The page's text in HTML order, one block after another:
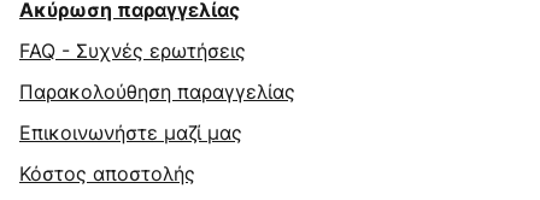
Ακύρωση παραγγελίας
FAQ - Συχνές ερωτήσεις
Παρακολούθηση παραγγελίας
Επικοινωνήστε μαζί μας
Κόστος αποστολής